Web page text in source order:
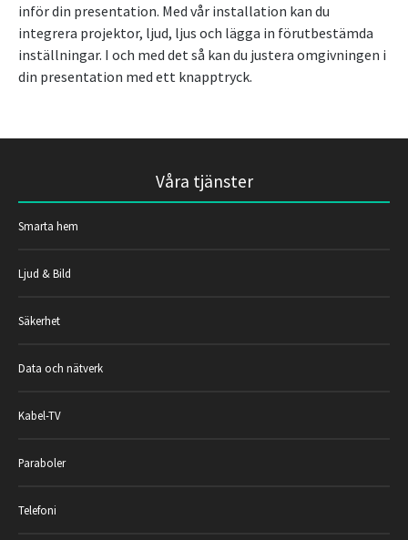
inför din presentation. Med vår installation kan du
integrera projektor, ljud, ljus och lägga in förutbestämda
inställningar. I och med det så kan du justera omgivningen i
din presentation med ett knapptryck.
Våra tjänster
Smarta hem
Ljud & Bild
Säkerhet
Data och nätverk
Kabel-TV
Paraboler
Telefoni